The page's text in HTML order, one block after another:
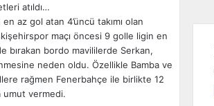
atıldı…
az gol atan 4’üncü takımı olan
maçı öncesi 9 golle ligin en
bırakan bordo mavililerde Serkan,
neden oldu. Özellikle Bamba ve
rağmen Fenerbahçe ile birlikte 12
umut vermedi.